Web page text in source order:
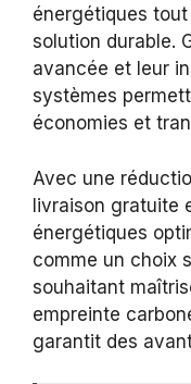
énergétiques
solution durable.
avancée et leur
systèmes
économies et
Avec une
livraison gratuite
énergétiques
comme un choix
souhaitant
empreinte
garantit des